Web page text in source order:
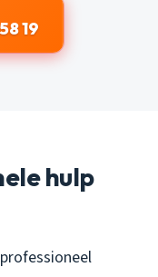
19
hulp